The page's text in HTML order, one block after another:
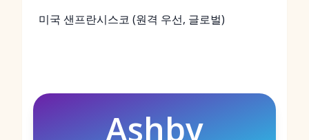
미국 샌프란시스코 (원격 우선, 글로벌)
Ashby